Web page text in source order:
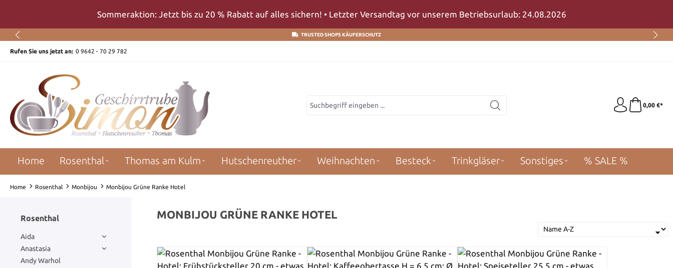
Zur Hauptnavigation springenSommeraktion: Jetzt bis zu 20 % Rabatt auf alles sichern! • Letzter Versandtag vor unserem Betriebsurlaub: 24.08.2026
TRUSTED SHOPS KÄUFERSCHUTZ
Rufen Sie uns jetzt an: 0 9642 - 70 29 782
0,00 €*
Home Rosenthal Thomas am Kulm Hutschenreuther Weihnachten Besteck Trinkgläser Sonstiges % SALE %
Home Rosenthal Monbijou Monbijou Grüne Ranke Hotel
Rosenthal
Aida
Anastasia
Andy Warhol
MONBIJOU GRÜNE RANKE HOTEL